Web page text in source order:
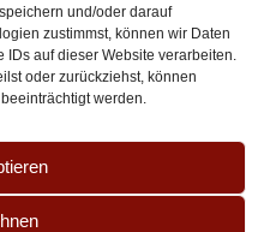
und/oder darauf
zustimmst, können wir Daten
auf dieser Website verarbeiten.
oder zurückziehst, können
werden.
DIE